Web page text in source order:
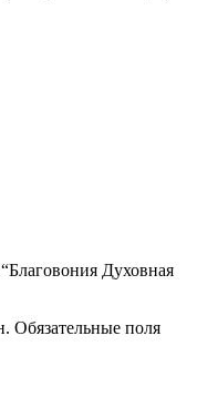
Духовная
Обязательные поля